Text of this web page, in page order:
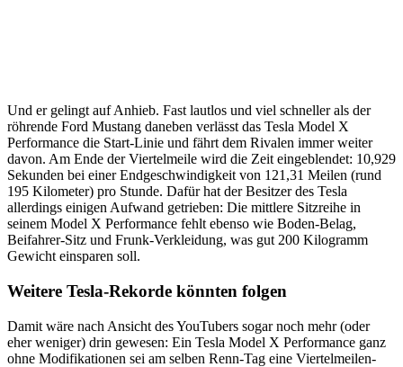
Und er gelingt auf Anhieb. Fast lautlos und viel schneller als der
röhrende Ford Mustang daneben verlässt das Tesla Model X
Performance die Start-Linie und fährt dem Rivalen immer weiter
davon. Am Ende der Viertelmeile wird die Zeit eingeblendet: 10,929
Sekunden bei einer Endgeschwindigkeit von 121,31 Meilen (rund
195 Kilometer) pro Stunde. Dafür hat der Besitzer des Tesla
allerdings einigen Aufwand getrieben: Die mittlere Sitzreihe in
seinem Model X Performance fehlt ebenso wie Boden-Belag,
Beifahrer-Sitz und Frunk-Verkleidung, was gut 200 Kilogramm
Gewicht einsparen soll.
Weitere Tesla-Rekorde könnten folgen
Damit wäre nach Ansicht des YouTubers sogar noch mehr (oder
eher weniger) drin gewesen: Ein Tesla Model X Performance ganz
ohne Modifikationen sei am selben Renn-Tag eine Viertelmeilen-